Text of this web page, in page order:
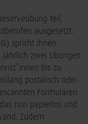
teil,
ausgesetzt.
spricht ihnen
jährlich zwei Übungen
bis zu
postalisch oder
Formularen
nun papierlos und
Zudem